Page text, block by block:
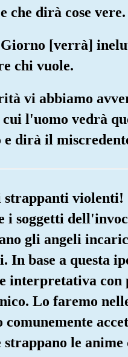
che dirà cose vere.
[verrà]
chi vuole.
vi abbiamo
l'uomo vedrà
dirà il
strappanti violenti!
i soggetti
gli angeli
In base a questa
interpretativa con
Lo faremo
comunemente
strappano le